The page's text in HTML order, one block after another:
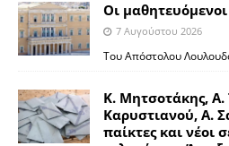
Οι
7 Αυγούστου 2026
Του Απόστολου
Κ. Μητσοτάκης,
Καρυστιανού, Α.
παίκτες και νέοι